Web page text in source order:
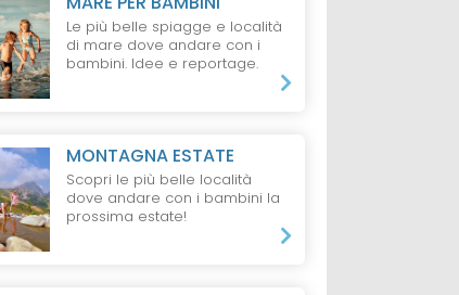
Le più belle spiagge e località
di mare dove andare con i
bambini. Idee e reportage.
MONTAGNA ESTATE
Scopri le più belle località
dove andare con i bambini la
prossima estate!